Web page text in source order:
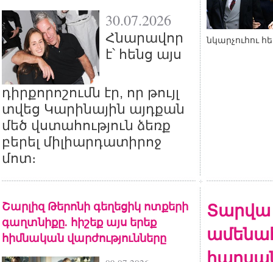
30.07.2026
Հնարավոր
է՝ հենց այս
դիրքորոշումն էր, որ թույլ
տվեց Կարինային այդքան
մեծ վստահություն ձեռք
բերել միլիարդատիրոջ
մոտ։
նկարչուհու
Շարլիզ Թերոնի գեղեցիկ ոտքերի
գաղտնիքը. հիշեք այս երեք
հիմնական վարժությունները
Տարվա